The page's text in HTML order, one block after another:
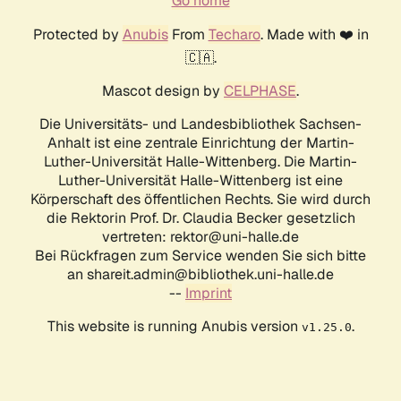
Protected by AnubisFrom Techaro. Made with ❤️ in
🇨🇦.
Mascot design by CELPHASE.
Die Universitäts- und Landesbibliothek Sachsen-
Anhalt ist eine zentrale Einrichtung der Martin-
Luther-Universität Halle-Wittenberg. Die Martin-
Luther-Universität Halle-Wittenberg ist eine
Körperschaft des öffentlichen Rechts. Sie wird durch
die Rektorin Prof. Dr. Claudia Becker gesetzlich
vertreten: rektor@uni-halle.de
Bei Rückfragen zum Service wenden Sie sich bitte
an shareit.admin@bibliothek.uni-halle.de
-- Imprint
This website is running Anubis version v1.25.0.